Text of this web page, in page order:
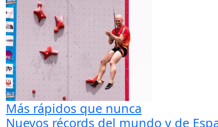
Más rápidos que nunca
Nuevos récords del mundo y de